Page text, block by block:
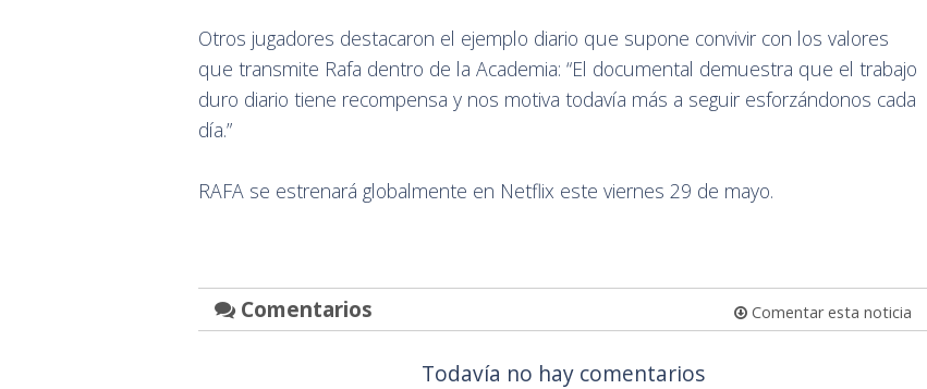
Otros jugadores destacaron el ejemplo diario que supone convivir con los valores
que transmite Rafa dentro de la Academia: “El documental demuestra que el trabajo
duro diario tiene recompensa y nos motiva todavía más a seguir esforzándonos cada
día.”
RAFA se estrenará globalmente en Netflix este viernes 29 de mayo.
Comentarios Comentar esta noticia
Todavía no hay comentarios